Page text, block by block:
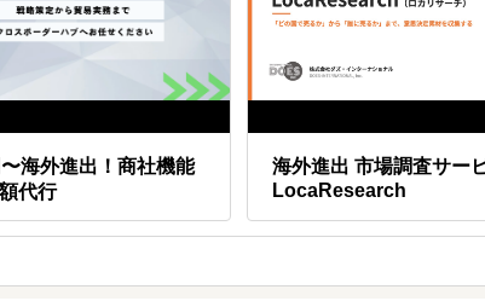
海外進出！商社機能
代行
海外進出 市場調査サー
LocaResearch